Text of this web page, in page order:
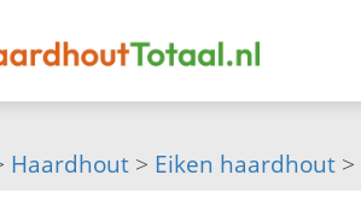
Haardhout > Eiken haardhout >